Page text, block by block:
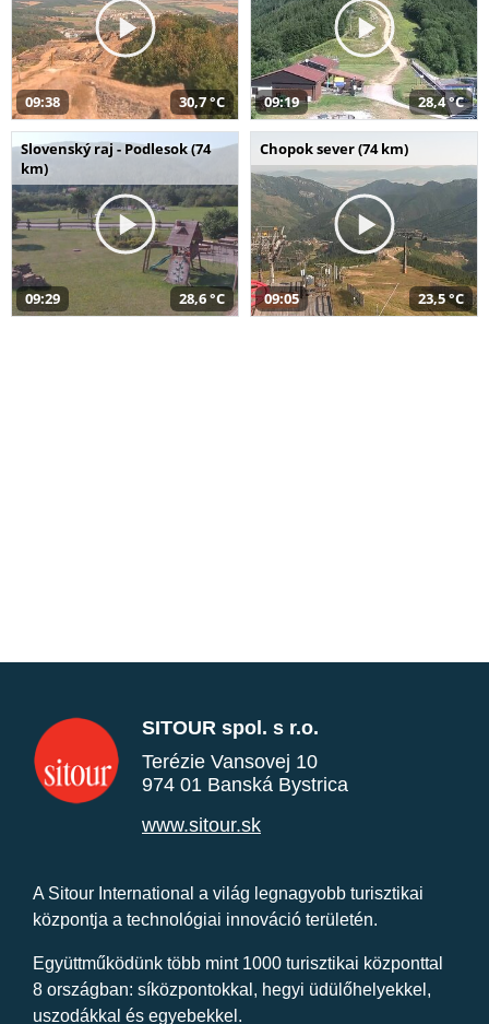
09:38 30,7 °C 09:19 28,4 °C
Slovenský raj - Podlesok (74
km)
09:29 28,6 °C
Chopok sever (74 km)
09:05 23,5 °C
SITOUR spol. s r.o.
Terézie Vansovej 10
974 01 Banská Bystrica
www.sitour.sk
A Sitour International a világ legnagyobb turisztikai
központja a technológiai innováció területén.
Együttműködünk több mint 1000 turisztikai központtal
8 országban: síközpontokkal, hegyi üdülőhelyekkel,
uszodákkal és egyebekkel.